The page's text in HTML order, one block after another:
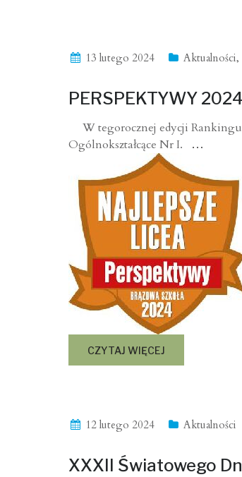
13 lutego 2024 Aktualności,
PERSPEKTYWY
W tegorocznej edycji Rankingu
Ogólnokształcące Nr I. …
CZYTAJ WIĘCEJ
12 lutego 2024 Aktualności
XXXII Światowego